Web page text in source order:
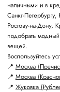
наличными и в
Санкт-
Ростову-на-Дону,
подобрать
вещей.
Воспользуйтесь
📍 Москва
📍 Москва
📍 Жуковка